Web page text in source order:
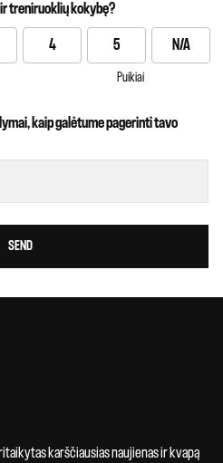
treniruoklių kokybę?
4 5 N/A
Puikiai
kaip galėtume pagerinti tavo
SEND
karščiausias naujienas ir kvapą